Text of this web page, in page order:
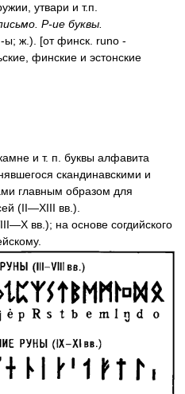
утвари и т.п.
Р-ие буквы.
ы; ж.). [от финск. runo -
финские и эстонские
и т. п. буквы алфавита
скандинавскими и
главным образом для
(II—XIII вв.).
вв.); на основе согдийского